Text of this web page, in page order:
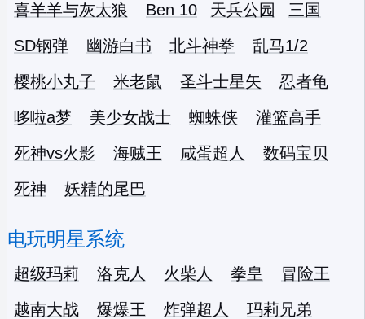
喜羊羊与灰太狼
Ben 10 天兵公园
三国
SD钢弹
幽游白书 北斗神拳
乱马1/2
樱桃小丸子
米老鼠 圣斗士星矢
忍者龟
哆啦a梦
美少女战士 蜘蛛侠
灌篮高手
死神vs火影
海贼王 咸蛋超人
数码宝贝
死神
妖精的尾巴
电玩明星系统
超级玛莉 洛克人 火柴人 拳皇
冒险王
越南大战
爆爆王 炸弹超人
玛莉兄弟